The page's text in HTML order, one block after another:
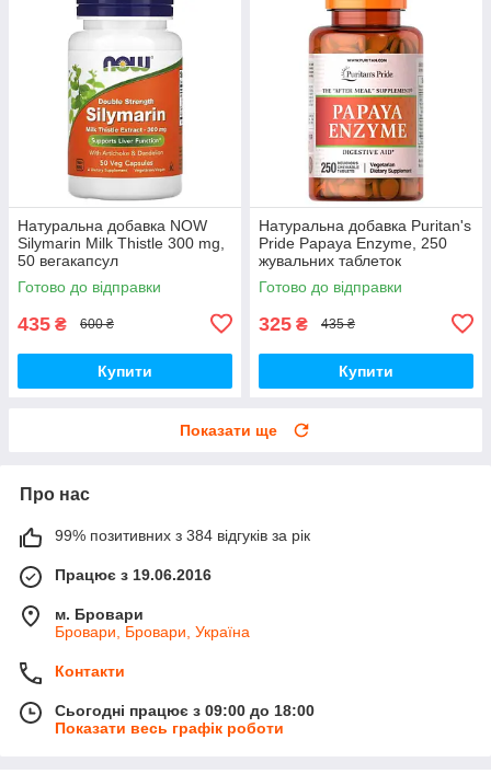
Натуральна добавка NOW
Silymarin Milk Thistle 300 mg,
50 вегакапсул
Готово до відправки
435 ₴ 600 ₴
Купити
Натуральна добавка Puritan's
Pride Papaya Enzyme, 250
жувальних таблеток
Готово до відправки
325 ₴ 435 ₴
Купити
Показати ще
Про нас
99% позитивних з 384 відгуків за рік
Працює з 19.06.2016
м. Бровари
Бровари, Бровари, Україна
Контакти
Сьогодні працює з 09:00 до 18:00
Показати весь графік роботи